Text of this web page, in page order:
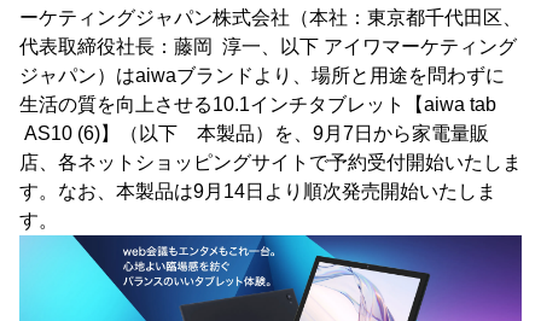
ーケティングジャパン株式会社（本社：東京都千代田区、
代表取締役社長：藤岡 淳一、以下 アイワマーケティング
ジャパン）はaiwaブランドより、場所と用途を問わずに
生活の質を向上させる10.1インチタブレット【aiwa tab
AS10 (6)】（以下 本製品）を、9月7日から家電量販
店、各ネットショッピングサイトで予約受付開始いたしま
す。なお、本製品は9月14日より順次発売開始いたしま
す。